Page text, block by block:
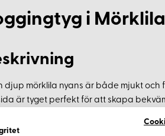
i Mörklila
djup mörklila nyans är både mjukt
är tyget perfekt för att skapa